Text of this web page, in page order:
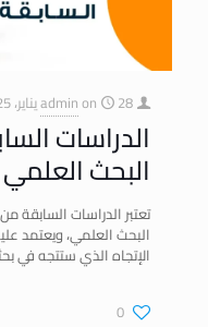
adminon 28 يناير، 2025
الدراسات
البحث العلمي
تعتبر الدراسات السابقة
البحث العلمي، ويعتمد
الإتجاه الذي ستتجه في
0